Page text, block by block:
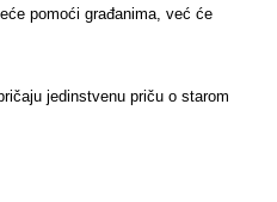
pomoći građanima, već će
jedinstvenu priču o starom